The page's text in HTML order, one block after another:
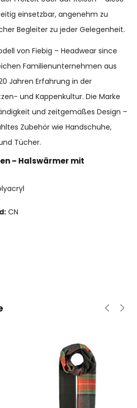
einsetzbar, angenehm zu
Begleiter zu jeder Gelegenheit.
von Fiebig – Headwear since
Familienunternehmen aus
Jahren Erfahrung in der
und Kappenkultur. Die Marke
und zeitgemäßes Design –
Zubehör wie Handschuhe,
Tücher.
– Halswärmer mit
CN